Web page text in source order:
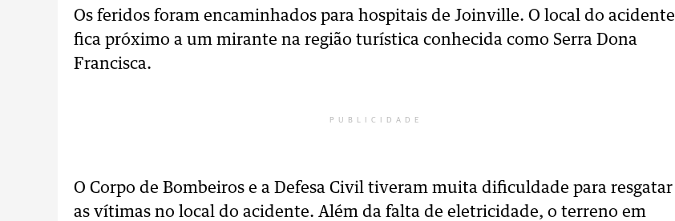
Os feridos foram encaminhados para hospitais de Joinville. O local do acidente
fica próximo a um mirante na região turística conhecida como Serra Dona
Francisca.
PUBLICIDADE
O Corpo de Bombeiros e a Defesa Civil tiveram muita dificuldade para resgatar
as vítimas no local do acidente. Além da falta de eletricidade, o terreno em